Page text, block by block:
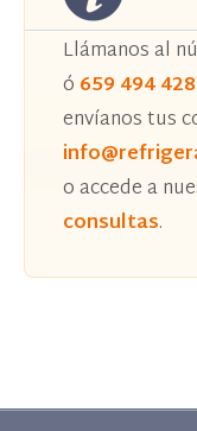
Llámanos al
ó 659 494 428
envíanos tus
o accede a
consultas.